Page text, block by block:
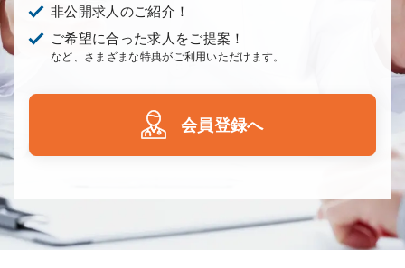
非公開求人のご紹介！
ご希望に合った求人をご提案！
など、さまざまな特典がご利用いただけます。
会員登録へ